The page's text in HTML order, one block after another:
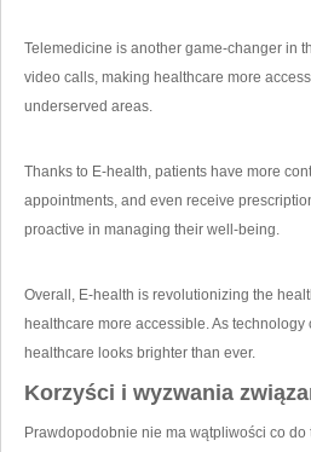
Telemedicine ​is another game-changer in
video calls, making healthcare more
underserved areas.
Thanks ​to E-health, patients have more
appointments, and even ‌receive
proactive in managing their well-being.
Overall, E-health​ is revolutionizing the
healthcare more accessible. As
healthcare⁣ looks brighter than ever.
Korzyści i wyzwania
Prawdopodobnie nie ma wątpliwości⁤ co